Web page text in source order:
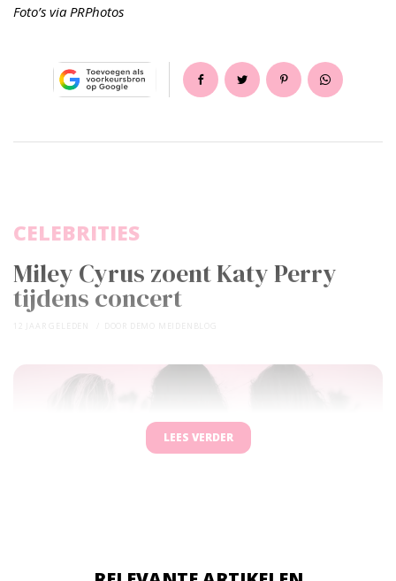
Foto’s via PRPhotos
Miley Cyrus zoent Katy Perry
tijdens concert
CELEBRITIES
LEES VERDER